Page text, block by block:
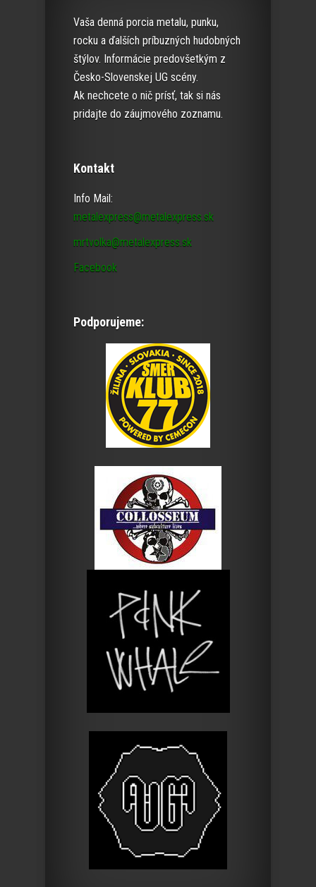
Vaša denná porcia metalu, punku,
rocku a ďalších príbuzných hudobných
štýlov. Informácie predovšetkým z
Česko-Slovenskej UG scény.
Ak nechcete o nič prísť, tak si nás
pridajte do záujmového zoznamu.
Kontakt
Info Mail:
metalexpress@metalexpress.sk
mrtvolka@metalexpress.sk
Facebook
Podporujeme: